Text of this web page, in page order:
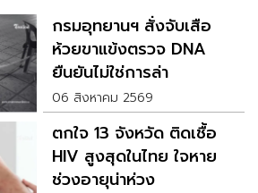
กรมอุทยานฯ สั่งจับเสือ
ห้วยขาแข้งตรวจ DNA
ยืนยันไม่ใช่การล่า
06 สิงหาคม 2569
ตกใจ 13 จังหวัด ติดเชื้อ
HIV สูงสุดในไทย ใจหาย
ช่วงอายุน่าห่วง